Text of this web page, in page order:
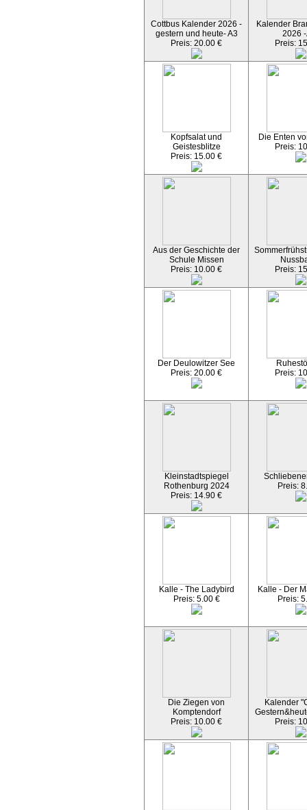
Cottbus Kalender 2026 -
gestern und heute- A3
Preis: 20.00 €
Kalender
2026
Preis:
Kopfsalat und
Geistesblitze
Preis: 15.00 €
Die Enten
Preis:
Aus der Geschichte der
Schule Missen
Preis: 10.00 €
Preis:
Der Deulowitzer See
Preis: 20.00 €
Preis:
Kleinstadtspiegel
Rothenburg 2024
Preis: 14.90 €
Preis:
Kalle - The Ladybird
Preis: 5.00 €
Kalle - Der
Preis:
Die Ziegen von
Komptendorf
Preis: 10.00 €
Kalender
Preis: